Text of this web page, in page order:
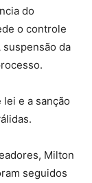
do
o controle
da
e a sanção
Milton
seguidos